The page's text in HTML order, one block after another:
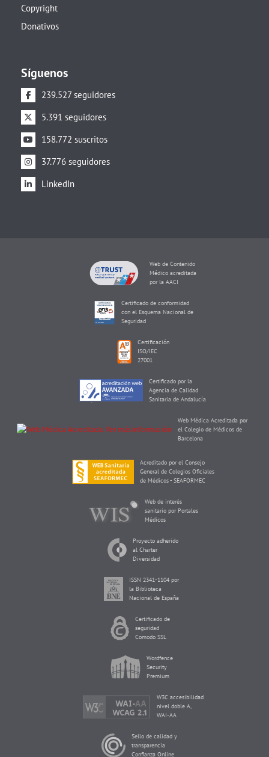
Copyright
Donativos
Síguenos
239.527 seguidores
5.391 seguidores
158.772 suscritos
37.776 seguidores
LinkedIn
Web de Contenido
Médico acreditada
por la AACI
Certificado de conformidad
con el Esquema Nacional de
Seguridad
Certificación
ISO/IEC
27001
Certificado por la
Agencia de Calidad
Sanitaria de Andalucía
Web Médica Acreditada por
el Colegio de Médicos de
Barcelona
Acreditado por el Consejo
General de Colegios Oficiales
de Médicos - SEAFORMEC
Web de interés
sanitario por Portales
Médicos
Proyecto adherido
al Charter
Diversidad
ISSN 2341-1104 por
la Biblioteca
Nacional de España
Certificado de
seguridad
Comodo SSL
Wordfence
Security
Premium
W3C accesibilidad
nivel doble A,
WAI-AA
Sello de calidad y
transparencia
Confianza Online